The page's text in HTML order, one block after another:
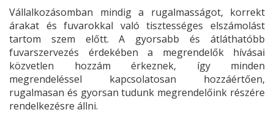
Vállalkozásomban mindig a rugalmasságot, korrekt
árakat és fuvarokkal való tisztességes elszámolást
tartom szem előtt. A gyorsabb és átláthatóbb
fuvarszervezés érdekében a megrendelők hívásai
közvetlen hozzám érkeznek, így minden
megrendeléssel kapcsolatosan hozzáértően,
rugalmasan és gyorsan tudunk megrendelőink részére
rendelkezésre állni.